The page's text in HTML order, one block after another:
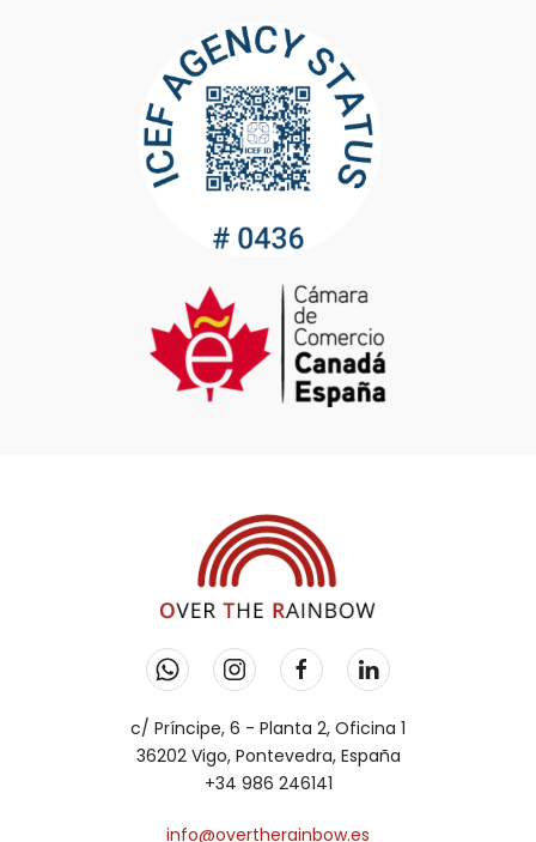
c/ Príncipe, 6 - Planta 2, Oficina 1
36202 Vigo, Pontevedra, España
+34 986 246141
info@overtherainbow.es